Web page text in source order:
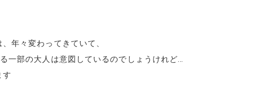
年々変わってきていて、
一部の大人は意図しているのでしょうけれど…
す